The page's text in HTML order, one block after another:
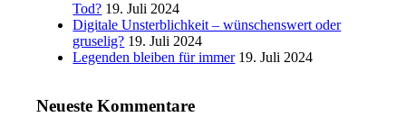
Tod? 19. Juli 2024
Digitale Unsterblichkeit – wünschenswert oder
gruselig? 19. Juli 2024
Legenden bleiben für immer 19. Juli 2024
Neueste Kommentare